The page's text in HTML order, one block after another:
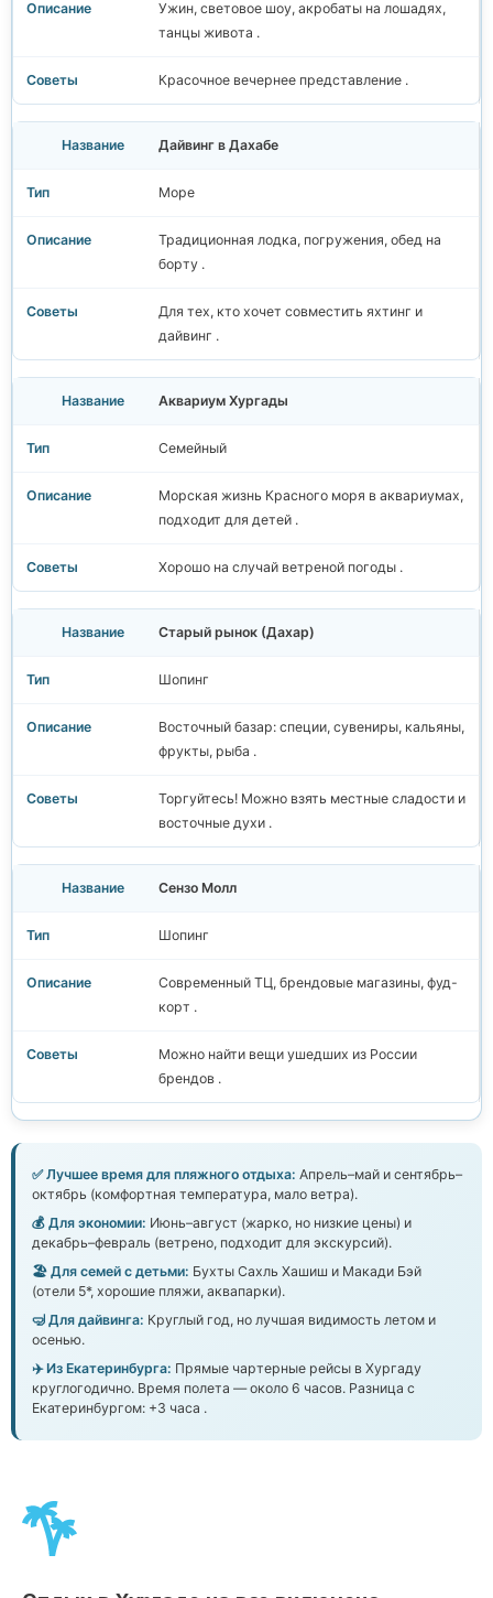
Ужин, световое шоу, акробаты на лошадях,
танцы живота .
Красочное вечернее представление .
Дайвинг в Дахабе
Море
Традиционная лодка, погружения, обед на
борту .
Для тех, кто хочет совместить яхтинг и
дайвинг .
Аквариум Хургады
Семейный
Морская жизнь Красного моря в аквариумах,
подходит для детей .
Хорошо на случай ветреной погоды .
Старый рынок (Дахар)
Шопинг
Восточный базар: специи, сувениры, кальяны,
фрукты, рыба .
Торгуйтесь! Можно взять местные сладости и
восточные духи .
Сензо Молл
Шопинг
Современный ТЦ, брендовые магазины, фуд-
корт .
Можно найти вещи ушедших из России
брендов .
✅ Лучшее время для пляжного отдыха: Апрель–май и сентябрь–
октябрь (комфортная температура, мало ветра).
💰 Для экономии: Июнь–август (жарко, но низкие цены) и
декабрь–февраль (ветрено, подходит для экскурсий).
🏖️ Для семей с детьми: Бухты Сахль Хашиш и Макади Бэй
(отели 5*, хорошие пляжи, аквапарки).
🤿 Для дайвинга: Круглый год, но лучшая видимость летом и
осенью.
✈️ Из Екатеринбурга: Прямые чартерные рейсы в Хургаду
круглогодично. Время полета — около 6 часов. Разница с
Екатеринбургом: +3 часа .